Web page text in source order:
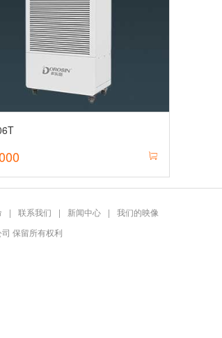
| 联系我们 | 新闻中心 |
我们的映像
保留所有权利